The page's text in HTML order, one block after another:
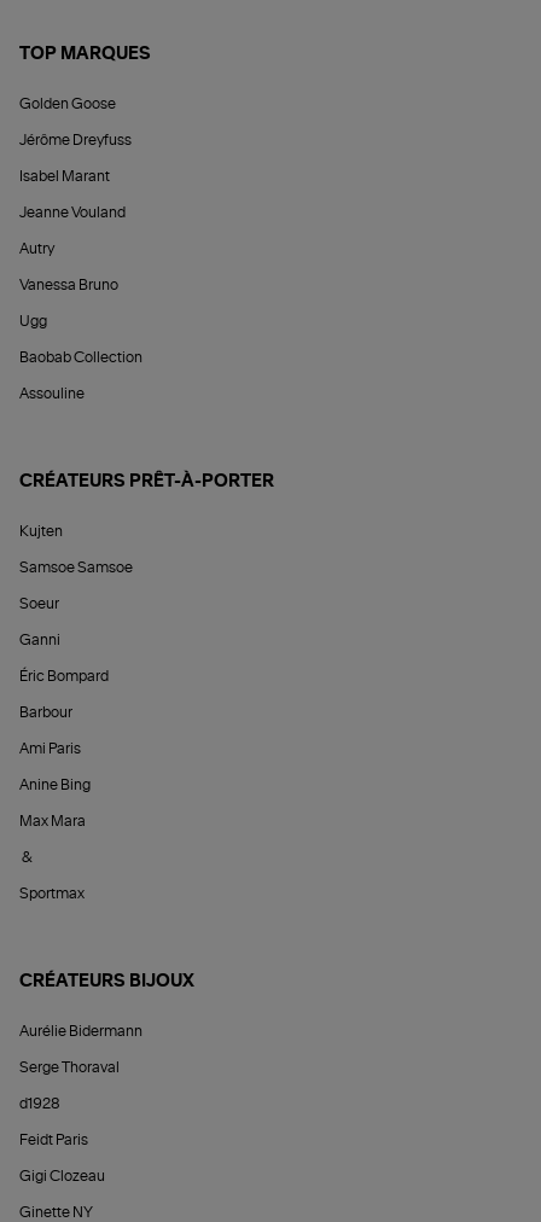
TOP MARQUES
Golden Goose
Jérôme Dreyfuss
Isabel Marant
Jeanne Vouland
Autry
Vanessa Bruno
Ugg
Baobab Collection
Assouline
CRÉATEURS PRÊT-À-PORTER
Kujten
Samsoe Samsoe
Soeur
Ganni
Éric Bompard
Barbour
Ami Paris
Anine Bing
Max Mara
&
Sportmax
CRÉATEURS BIJOUX
Aurélie Bidermann
Serge Thoraval
d1928
Feidt Paris
Gigi Clozeau
Ginette NY